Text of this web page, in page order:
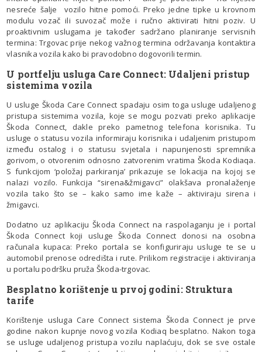
nesreće šalje vozilo hitne pomoći. Preko jedne tipke u krovnom
modulu vozač ili suvozač može i ručno aktivirati hitni poziv. U
proaktivnim uslugama je također sadržano planiranje servisnih
termina: Trgovac prije nekog važnog termina održavanja kontaktira
vlasnika vozila kako bi pravodobno dogovorili termin.
U portfelju usluga Care Connect: Udaljeni pristup
sistemima vozila
U usluge Škoda Care Connect spadaju osim toga usluge udaljenog
pristupa sistemima vozila, koje se mogu pozvati preko aplikacije
Škoda Connect, dakle preko pametnog telefona korisnika. Tu
usluge o statusu vozila informiraju korisnika i udaljenim pristupom
između ostalog i o statusu svjetala i napunjenosti spremnika
gorivom, o otvorenim odnosno zatvorenim vratima Škoda Kodiaqa.
S funkcijom ‘položaj parkiranja’ prikazuje se lokacija na kojoj se
nalazi vozilo. Funkcija “sirena&žmigavci” olakšava pronalaženje
vozila tako što se – kako samo ime kaže – aktiviraju sirena i
žmigavci.
Dodatno uz aplikaciju Škoda Connect na raspolaganju je i portal
Škoda Connect koji usluge Škoda Connect donosi na osobna
računala kupaca: Preko portala se konfiguriraju usluge te se u
automobil prenose odredišta i rute. Prilikom registracije i aktiviranja
u portalu podršku pruža Škoda-trgovac.
Besplatno korištenje u prvoj godini: Struktura
tarife
Korištenje usluga Care Connect sistema Škoda Connect je prve
godine nakon kupnje novog vozila Kodiaq besplatno. Nakon toga
se usluge udaljenog pristupa vozilu naplaćuju, dok se sve ostale